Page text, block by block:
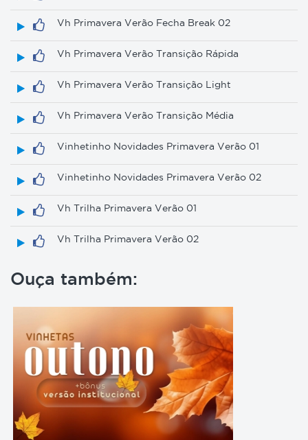
Vh Primavera Verão Fecha Break 02
Vh Primavera Verão Transição Rápida
Vh Primavera Verão Transição Light
Vh Primavera Verão Transição Média
Vinhetinho Novidades Primavera Verão 01
Vinhetinho Novidades Primavera Verão 02
Vh Trilha Primavera Verão 01
Vh Trilha Primavera Verão 02
Ouça também: